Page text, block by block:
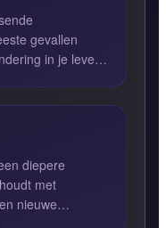
gevallen
in je leven.
diepere
met
nieuwe